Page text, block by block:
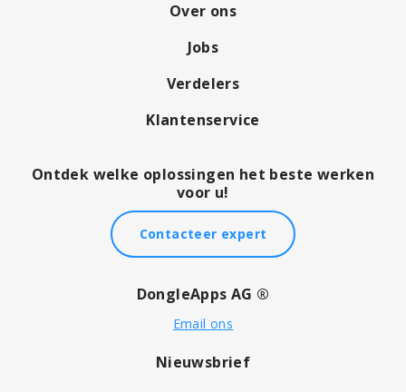
Over ons
Jobs
Verdelers
Klantenservice
Ontdek welke oplossingen het beste werken
voor u!
Contacteer expert
DongleApps AG ®
Email ons
Nieuwsbrief